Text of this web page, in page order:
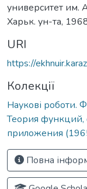
университет им.
Харьк. ун-та,
URI
https://
Колекції
Наукові роботи.
Теория
приложения
Повна